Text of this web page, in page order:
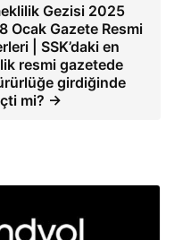
Gezisi 2025
Ocak Gazete Resmi
| SSK’daki en
resmi gazetede
girdiğinde
mi? →